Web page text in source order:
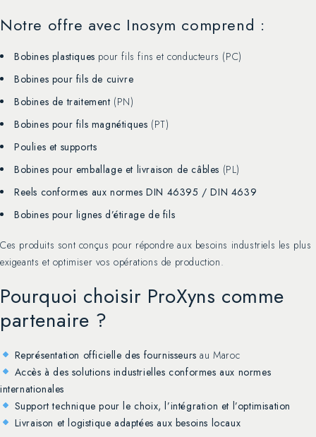
Notre offre avec Inosym comprend :
Bobines plastiques pour fils fins et conducteurs (PC)
Bobines pour fils de cuivre
Bobines de traitement (PN)
Bobines pour fils magnétiques (PT)
Poulies et supports
Bobines pour emballage et livraison de câbles (PL)
Reels conformes aux normes DIN 46395 / DIN 4639
Bobines pour lignes d’étirage de fils
Ces produits sont conçus pour répondre aux besoins industriels les plus
exigeants et optimiser vos opérations de production.
Pourquoi choisir ProXyns comme
partenaire ?
Représentation officielle des fournisseurs au Maroc
Accès à des solutions industrielles conformes aux normes
internationales
Support technique pour le choix, l’intégration et l’optimisation
Livraison et logistique adaptées aux besoins locaux